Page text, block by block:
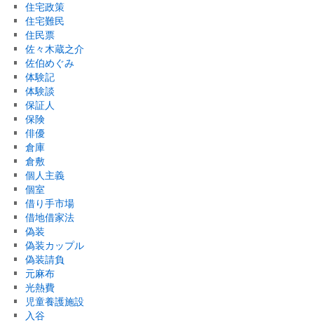
住宅政策
住宅難民
住民票
佐々木蔵之介
佐伯めぐみ
体験記
体験談
保証人
保険
俳優
倉庫
倉敷
個人主義
個室
借り手市場
借地借家法
偽装
偽装カップル
偽装請負
元麻布
光熱費
児童養護施設
入谷